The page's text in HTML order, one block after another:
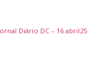
Diário DC – 16 abril25